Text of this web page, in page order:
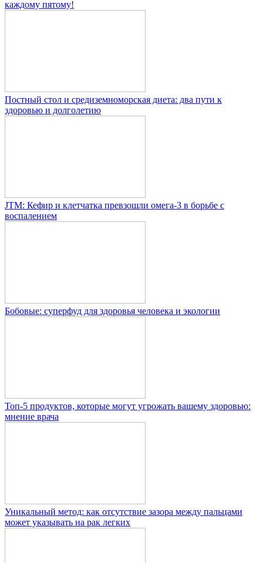
каждому пятому!
Постный стол и средиземноморская диета: два пути к
здоровью и долголетию
JTM: Кефир и клетчатка превзошли омега-3 в борьбе с
воспалением
Бобовые: суперфуд для здоровья человека и экологии
Топ-5 продуктов, которые могут угрожать вашему здоровью:
мнение врача
Уникальный метод: как отсутствие зазора между пальцами
может указывать на рак легких